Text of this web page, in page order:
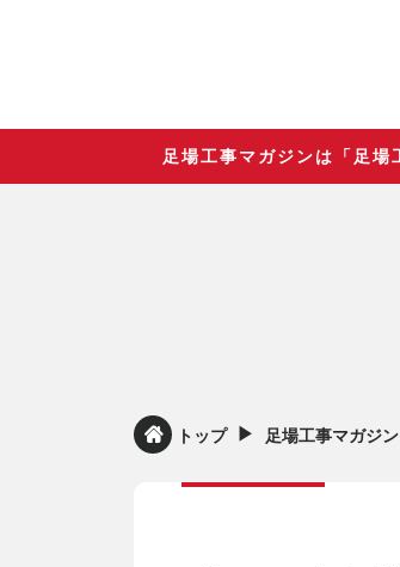
足場工事マガジンは「足
トップ ▶︎ 足場工事マガジン